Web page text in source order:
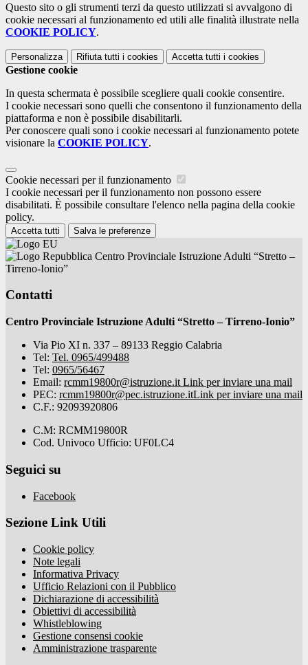
Questo sito o gli strumenti terzi da questo utilizzati si avvalgono di
cookie necessari al funzionamento ed utili alle finalità illustrate nella
COOKIE POLICY.
Personalizza Rifiuta tutti i cookies Accetta tutti i cookies
Gestione cookie
In questa schermata è possibile scegliere quali cookie consentire.
I cookie necessari sono quelli che consentono il funzionamento della
piattaforma e non è possibile disabilitarli.
Per conoscere quali sono i cookie necessari al funzionamento potete
visionare la COOKIE POLICY.
Cookie necessari per il funzionamento
I cookie necessari per il funzionamento non possono essere
disabilitati. È possibile consultare l'elenco nella pagina della cookie
policy.
Accetta tutti Salva le preferenze
Centro Provinciale Istruzione Adulti “Stretto –
Tirreno-Ionio”
Contatti
Centro Provinciale Istruzione Adulti “Stretto – Tirreno-Ionio”
Via Pio XI n. 337 – 89133 Reggio Calabria
Tel: Tel. 0965/499488
Tel: 0965/56467
Email: rcmm19800r@istruzione.it Link per inviare una mail
PEC: rcmm19800r@pec.istruzione.itLink per inviare una mail
C.F.: 92093920806
C.M: RCMM19800R
Cod. Univoco Ufficio: UF0LC4
Seguici su
Facebook
Sezione Link Utili
Cookie policy
Note legali
Informativa Privacy
Ufficio Relazioni con il Pubblico
Dichiarazione di accessibilità
Obiettivi di accessibilità
Whistleblowing
Gestione consensi cookie
Amministrazione trasparente